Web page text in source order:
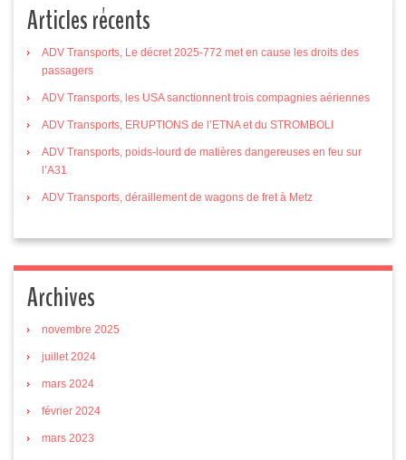
Articles récents
ADV Transports, Le décret 2025-772 met en cause les droits des
passagers
ADV Transports, les USA sanctionnent trois compagnies aériennes
ADV Transports, ERUPTIONS de l’ETNA et du STROMBOLI
ADV Transports, poids-lourd de matières dangereuses en feu sur
l’A31
ADV Transports, déraillement de wagons de fret à Metz
Archives
novembre 2025
juillet 2024
mars 2024
février 2024
mars 2023